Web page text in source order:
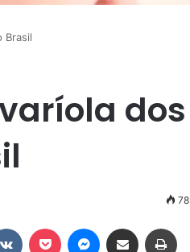
Brasil
dos
78
Pocket Messenger
Compartilhar via e-mail